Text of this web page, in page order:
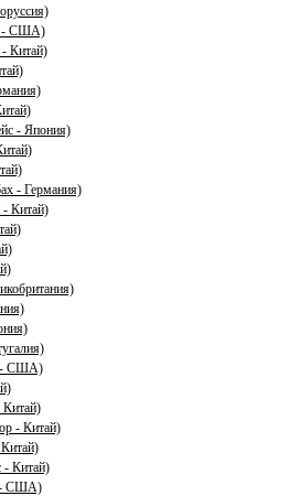
- США)
Китай)
- Япония)
- Германия)
Китай)
- США)
- Китай)
Китай)
- США)